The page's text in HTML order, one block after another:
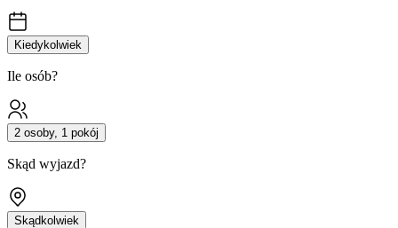
Kiedykolwiek
Ile osób?
2 osoby, 1 pokój
Skąd wyjazd?
Skądkolwiek